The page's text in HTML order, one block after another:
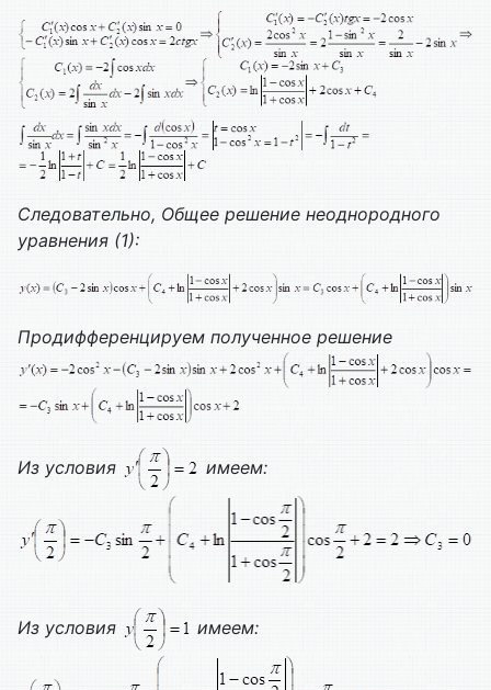
Следовательно, Общее решение неоднородного
уравнения (1):
Продифференцируем полученное решение
Из условия имеем:
Из условия имеем: